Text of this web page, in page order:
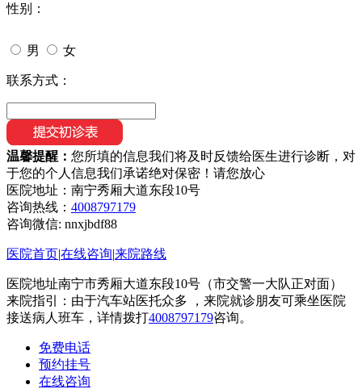
性别：
男 女
联系方式：
温馨提醒： 您所填的信息我们将及时反馈给医生进行诊断，对
于您的个人信息我们承诺绝对保密！请您放心
医院地址：南宁秀厢大道东段10号
咨询热线： 4008797179
咨询微信: nnxjbdf88
医院首页|在线咨询|来院路线
医院地址南宁市秀厢大道东段10号（市交警一大队正对面）
来院指引：由于汽车站医托众多 ，来院就诊朋友可乘坐医院
接送病人班车，详情拨打4008797179咨询。
免费电话
预约挂号
在线咨询